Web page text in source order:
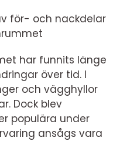
för- och nackdelar
har funnits länge
över tid. I
och vägghyllor
Dock blev
populära under
ansågs vara